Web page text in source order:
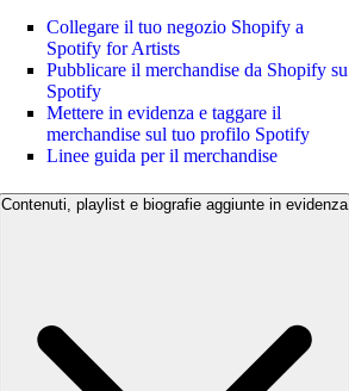
Collegare il tuo negozio Shopify a
Spotify for Artists
Pubblicare il merchandise da Shopify su
Spotify
Mettere in evidenza e taggare il
merchandise sul tuo profilo Spotify
Linee guida per il merchandise
Contenuti, playlist e biografie aggiunte in evidenza